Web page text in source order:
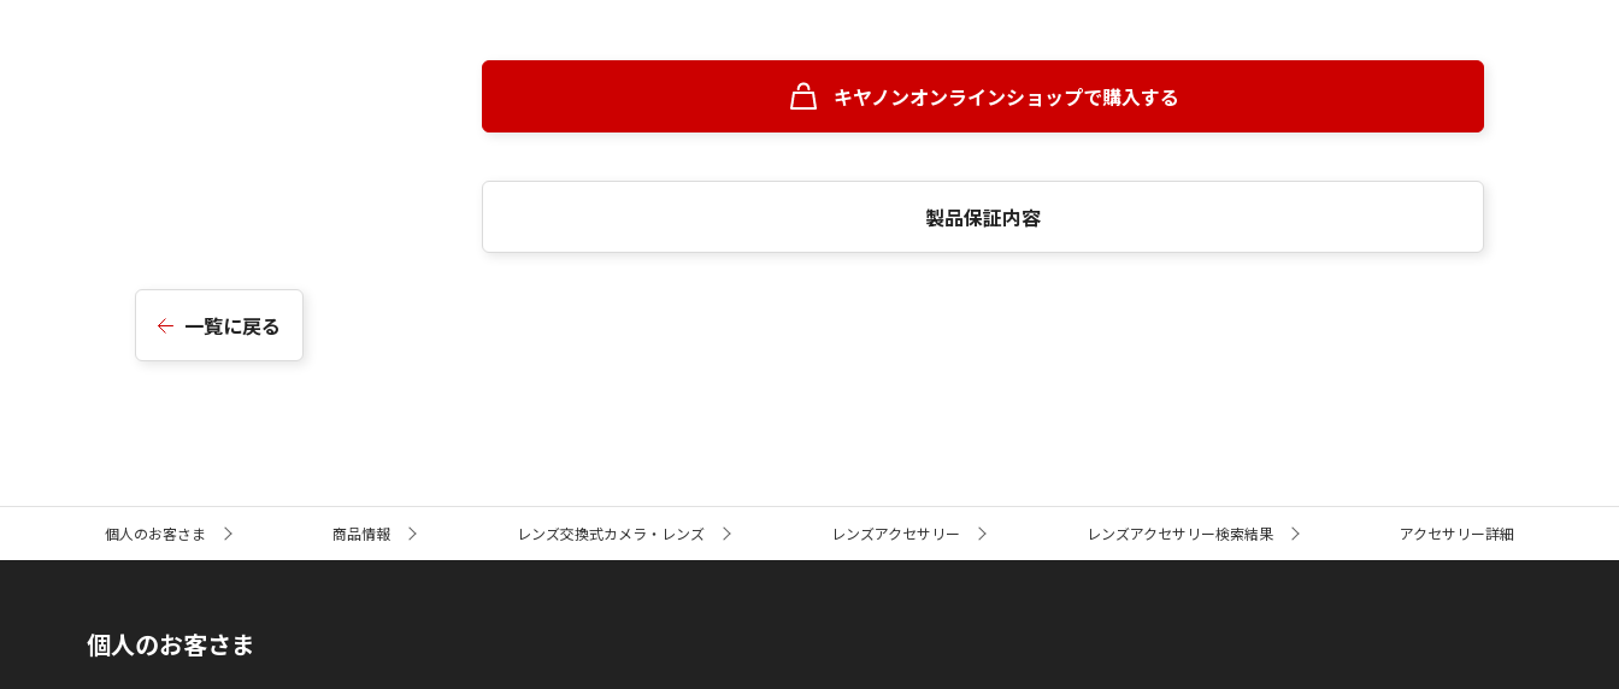
キヤノンオンラインショップで購入する
製品保証内容
一覧に戻る
ト
個人のお客さま 商品情報 レンズ交換式カメラ・レンズ レンズアクセサリー レンズアクセサリー検索結果 アクセサリー詳細
個人のお客さま